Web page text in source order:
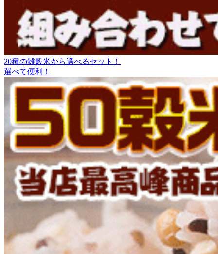
20種の雑穀米から選べるセット！
選べて便利！